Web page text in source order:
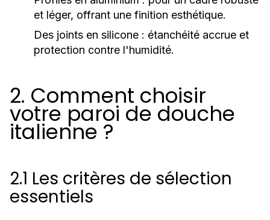
et léger, offrant une finition esthétique.
Des joints en silicone : étanchéité accrue et
protection contre l'humidité.
2. Comment choisir
votre paroi de douche
italienne ?
2.1 Les critères de sélection
essentiels